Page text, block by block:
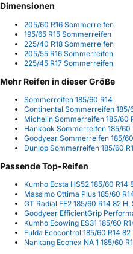
Dimensionen
205/60 R16 Sommerreifen
195/65 R15 Sommerreifen
225/40 R18 Sommerreifen
205/55 R16 Sommerreifen
225/45 R17 Sommerreifen
Mehr Reifen in dieser Größe
Sommerreifen 185/60 R14
Continental Sommerreifen 185/
Michelin Sommerreifen 185/60
Hankook Sommerreifen 185/60
Goodyear Sommerreifen 185/
Dunlop Sommerreifen 185/60
Passende Top-Reifen
Kumho Ecsta HS52 185/60 R14
Massimo Ottima Plus 185/60
GT Radial FE2 185/60 R14 82
Goodyear EfficientGrip
Kumho Ecowing ES31 185/60
Fulda Ecocontrol 185/60 R14
Nankang Econex NA 1 185/60